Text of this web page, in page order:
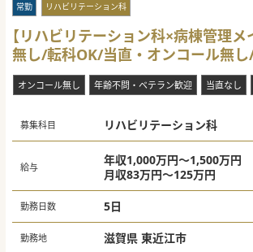
常勤 リハビリテーション科
【リハビリテーション科×病棟管理
無し/転科OK/当直・オンコール無
オンコール無し 年齢不問・ベテラン歓迎 当直なし
募集科目 リハビリテーション科
給与
年収1,000万円～1,500万円
月収83万円～125万円
勤務日数 5日
勤務地 滋賀県 東近江市